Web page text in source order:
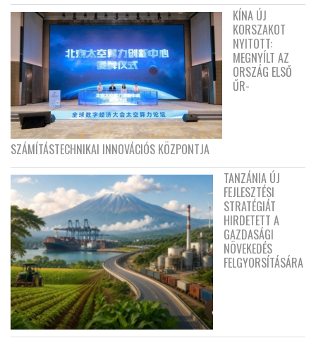
KÍNA ÚJ
KORSZAKOT
NYITOTT:
MEGNYÍLT AZ
ORSZÁG ELSŐ
ŰR-
SZÁMÍTÁSTECHNIKAI INNOVÁCIÓS KÖZPONTJA
TANZÁNIA ÚJ
FEJLESZTÉSI
STRATÉGIÁT
HIRDETETT A
GAZDASÁGI
NÖVEKEDÉS
FELGYORSÍTÁSÁRA